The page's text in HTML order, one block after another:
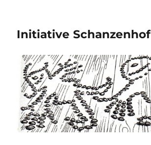
Initiative Schanzenhof